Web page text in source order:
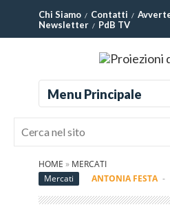
Chi Siamo Contatti
Newsletter
PdB TV
HOME » MERCATI
Mercati
ANTONIA FESTA -